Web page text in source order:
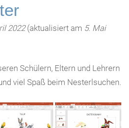
2022(aktualisiert am 5. Mai
Schülern, Eltern und Lehrern
viel Spaß beim Nesterlsuchen.